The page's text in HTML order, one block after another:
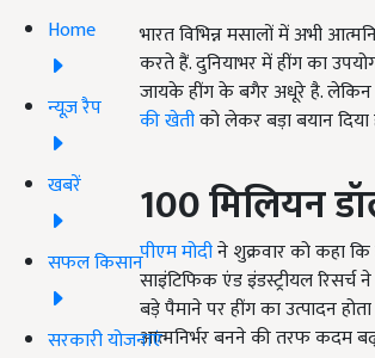
Home
न्यूज़ रैप
खबरें
सफल किसान
सरकारी योजनाएं
भारत विभिन्न मसालों में अभी
करते हैं. दुनियाभर में हींग का
जायके हींग के बगैर अधूरे है. लेकिन
की खेतीको लेकर बड़ा बयान दिया
100मिलियन
पीएम मोदीने शुक्रवार को कहा
साइंटिफिक एंड इंडस्ट्रीयल
बड़े पैमाने पर हींग का उत्पादन
आत्मनिर्भर बनने की तरफ कदम